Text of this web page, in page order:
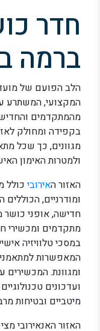
חדר
ברמה
הלב הפועם של
המקצועי, המשתרע
מהמתקדמים
בקפידה ומחולק
מגוונים, כך שכל
ולמטרות האימון
האזור האירובי כולל
ומודרניים,
חדישה, אופני כושר
מתקדמים ומכשירי
במסכי טלוויזיה
המאפשרות
ומגוונת.
ועדכונים
מיטביים ובטיחות
האזור האנאירובי